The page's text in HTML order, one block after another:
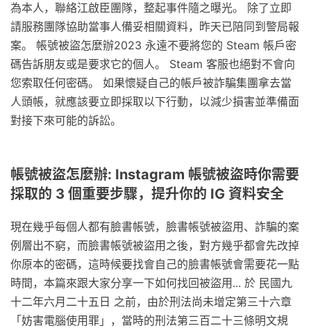
為本人，聯絡江啟臣團隊，整起事件隨之曝光。 除了立即
請服務團隊協助當事人備妥相關資料，昨天已陪同到警局報
案。 帳號被盜怎麼辦2023 永遠不要將您的 Steam 帳戶密
碼告訴朋友或是要求它的個人。 Steam 客服也絕對不會向
您索取任何密碼。 如果懷疑自己的帳戶被詐騙集團拿去當
人頭帳，就應該要立即採取以下行動，以減少損害並準備面
對接下來可能的訴訟。
帳號被盜怎麼辦: Instagram 帳號被盜時你需要
採取的 3 個重要步驟，提升你的 IG 資料安全
現在幾乎每個人都有臉書帳號，臉書帳號被盜用、詐騙的案
例層出不窮，而臉書帳號被盜用之後，對方幾乎都會先改掉
你原本的密碼，這時候要找會自己的臉書帳號會需要花一點
時間，本篇來跟大家分享一下如何找回被盜用... 於 民國九
十二年六月二十五日 之前，由於刑法尚未增定第三十六章
「妨害電腦使用罪」，當時的刑法第三百二十三條明文規